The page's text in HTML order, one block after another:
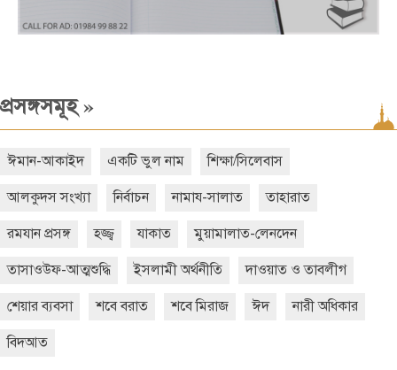
প্রসঙ্গসমূহ»
ঈমান-আকাইদ একটি ভুল নাম শিক্ষা/সিলেবাস
আলকুদস সংখ্যা নির্বাচন নামায-সালাত তাহারাত
রমযান প্রসঙ্গ হজ্জ্ব যাকাত মুয়ামালাত-লেনদেন
তাসাওউফ-আত্মশুদ্ধি ইসলামী অর্থনীতি দাওয়াত ও তাবলীগ
শেয়ার ব্যবসা শবে বরাত শবে মিরাজ ঈদ নারী অধিকার
বিদআত